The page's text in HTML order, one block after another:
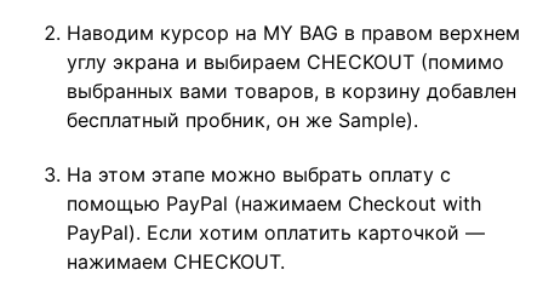
Наводим курсор на MY BAG в правом верхнем
углу экрана и выбираем CHECKOUT (помимо
выбранных вами товаров, в корзину добавлен
бесплатный пробник, он же Sample).
На этом этапе можно выбрать оплату с
помощью PayPal (нажимаем Checkout with
PayPal). Если хотим оплатить карточкой —
нажимаем CHECKOUT.